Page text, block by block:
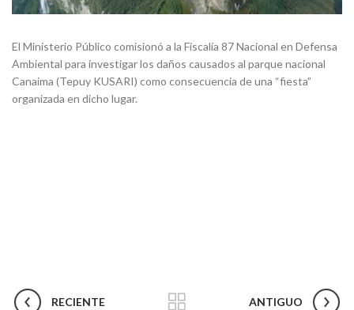
El Ministerio Público comisionó a la Fiscalía 87 Nacional en Defensa
Ambiental para investigar los daños causados al parque nacional
Canaima (Tepuy KUSARI) como consecuencia de una “fiesta”
organizada en dicho lugar.
RECIENTE ANTIGUO